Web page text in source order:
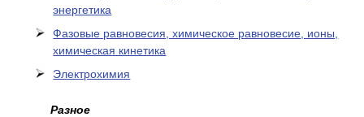
энергетика
Фазовые равновесия, химическое равновесие, ионы,
химическая кинетика
Электрохимия
Разное